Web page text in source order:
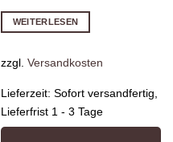
WEITERLESEN
zzgl. Versandkosten
Lieferzeit: Sofort versandfertig,
Lieferfrist 1 - 3 Tage